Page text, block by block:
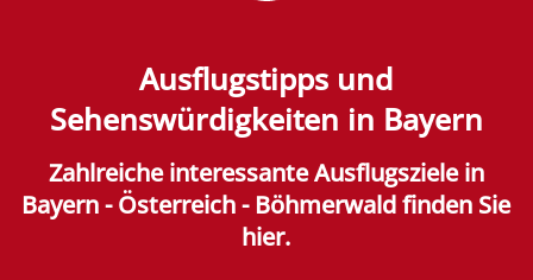
Ausflugstipps und
Sehenswürdigkeiten in Bayern
Zahlreiche interessante Ausflugsziele in
Bayern - Österreich - Böhmerwald finden Sie
hier.